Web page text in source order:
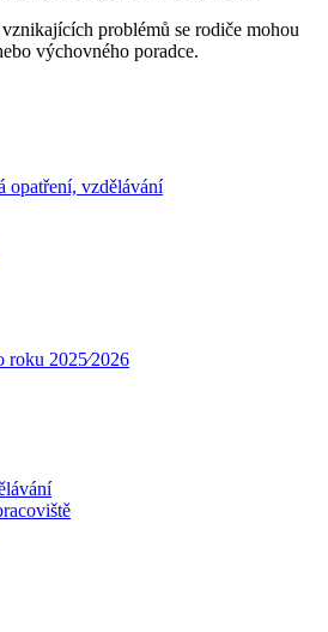
problémů se rodiče mohou
výchovného poradce.
opatření, vzdělávání
roku 2025⁄2026